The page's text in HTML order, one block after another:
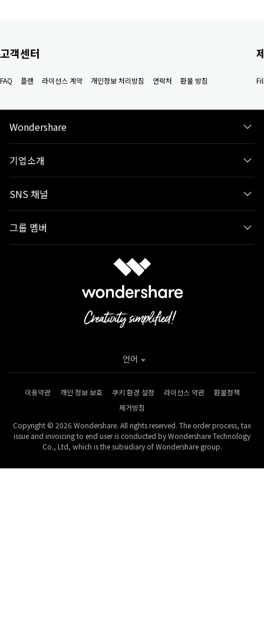
고객센터
FAQ 플랜 라이선스 계약 개인정보 처리방침 연락처 환불 방침
Wondershare
기업소개
SNS 채널
그룹 멤버
이용약관 개인 정보 보호 쿠키 환경 설정 라이선스 약관
환불정책
제거방침
Copyright © 2026 Wondershare. All rights reserved. The order process, tax
issue and invoicing to end user is conducted by Wondershare Technology
Co., Ltd, which is the subsidiary of Wondershare group.
언어